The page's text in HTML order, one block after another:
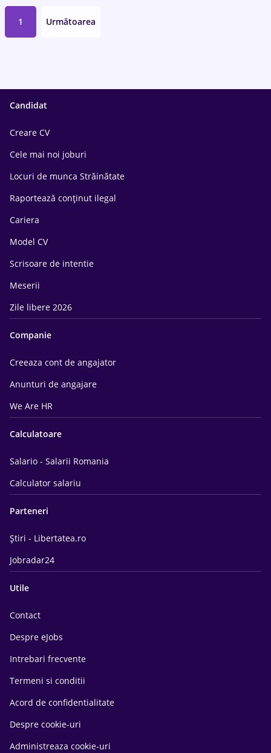
1 Următoarea
Candidat
Creare CV
Cele mai noi joburi
Locuri de munca Străinătate
Raportează conținut ilegal
Cariera
Model CV
Scrisoare de intentie
Meserii
Zile libere 2026
Companie
Creeaza cont de angajator
Anunturi de angajare
We Are HR
Calculatoare
Salario - Salarii Romania
Calculator salariu
Parteneri
Știri - Libertatea.ro
Jobradar24
Utile
Contact
Despre eJobs
Intrebari frecvente
Termeni si conditii
Acord de confidentialitate
Despre cookie-uri
Administreaza cookie-uri